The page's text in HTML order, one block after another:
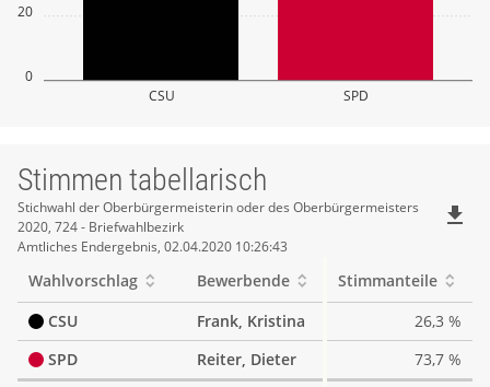
0
20
CSU SPD
Stimmen tabellarisch
Stimmen
tabellarisch
Stichwahl der Oberbürgermeisterin oder des Oberbürgermeisters
2020, 724 - Briefwahlbezirk
Amtliches Endergebnis, 02.04.2020 10:26:43
file_download
Wahlvorschlag Bewerbende
Stimmanteile
CSU
Frank, Kristina
26,3 %
SPD
Reiter, Dieter
73,7 %